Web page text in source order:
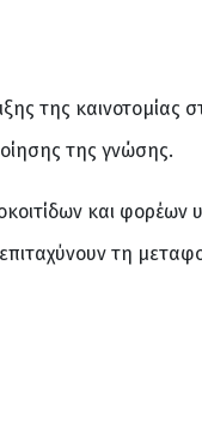
της καινοτομίας
της γνώσης.
και φορέων
τη